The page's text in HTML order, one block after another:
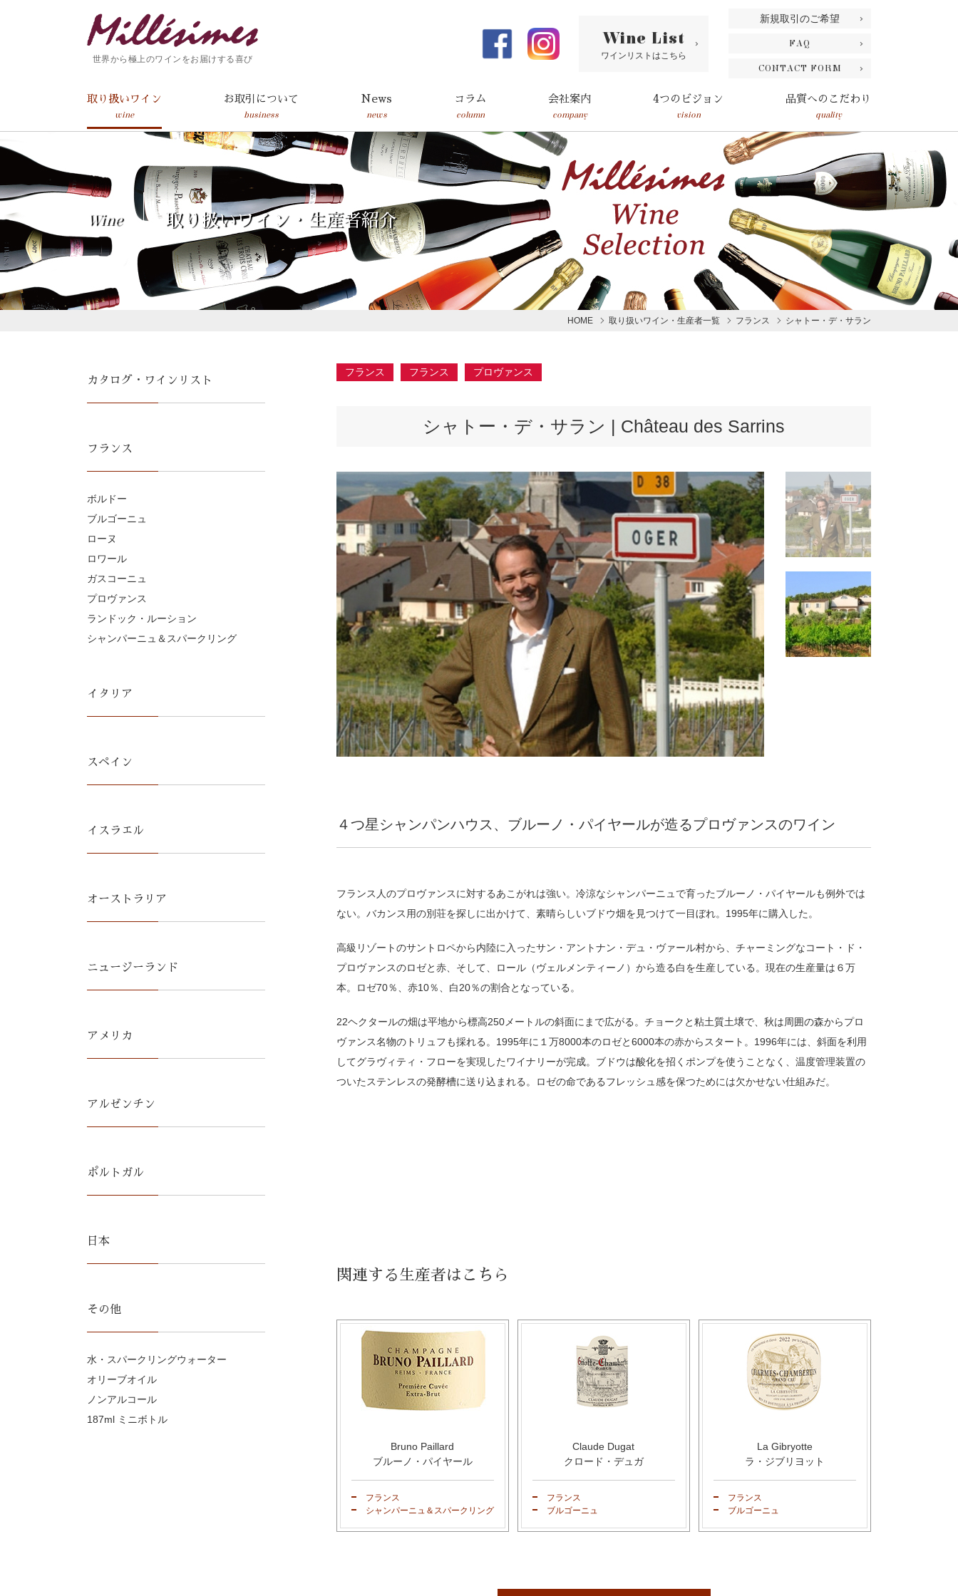
世界から極上のワインをお届けする喜び
Wine List
ワインリストはこちら
新規取引のご希望
FAQ
CONTACT FORM
取り扱いワイン
wine
お取引について
business
News
news
コラム
column
会社案内
company
4つのビジョン
vision
品質へのこだわり
quality
Wine 取り扱いワイン・生産者紹介
HOME 取り扱いワイン・生産者一覧 フランス シャトー・デ・サラン
フランス フランス プロヴァンス
シャトー・デ・サラン | Château des Sarrins
４つ星シャンパンハウス、ブルーノ・パイヤールが造るプロヴァンスのワイン
フランス人のプロヴァンスに対するあこがれは強い。冷涼なシャンパーニュで育ったブルーノ・パイヤールも例外では
ない。バカンス用の別荘を探しに出かけて、素晴らしいブドウ畑を見つけて一目ぼれ。1995年に購入した。
高級リゾートのサントロペから内陸に入ったサン・アントナン・デュ・ヴァール村から、チャーミングなコート・ド・
プロヴァンスのロゼと赤、そして、ロール（ヴェルメンティーノ）から造る白を生産している。現在の生産量は６万
本。ロゼ70％、赤10％、白20％の割合となっている。
22ヘクタールの畑は平地から標高250メートルの斜面にまで広がる。チョークと粘土質土壌で、秋は周囲の森からプロ
ヴァンス名物のトリュフも採れる。1995年に１万8000本のロゼと6000本の赤からスタート。1996年には、斜面を利用
してグラヴィティ・フローを実現したワイナリーが完成。ブドウは酸化を招くポンプを使うことなく、温度管理装置の
ついたステンレスの発酵槽に送り込まれる。ロゼの命であるフレッシュ感を保つためには欠かせない仕組みだ。
関連する生産者はこちら
Bruno Paillard
ブルーノ・パイヤール
フランス
シャンパーニュ＆スパークリング
Claude Dugat
クロード・デュガ
フランス
ブルゴーニュ
La Gibryotte
ラ・ジブリヨット
フランス
ブルゴーニュ
カタログ・ワインリスト
フランス
ボルドー
ブルゴーニュ
ローヌ
ロワール
ガスコーニュ
プロヴァンス
ランドック・ルーション
シャンパーニュ＆スパークリング
イタリア
スペイン
イスラエル
オーストラリア
ニュージーランド
アメリカ
アルゼンチン
ポルトガル
日本
その他
水・スパークリングウォーター
オリーブオイル
ノンアルコール
187ml ミニボトル